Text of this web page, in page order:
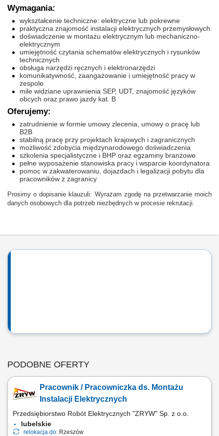
Wymagania:
wykształcenie techniczne: elektryczne lub pokrewne
praktyczna znajomość instalacji elektrycznych przemysłowych
doświadczenie w montażu elektrycznym lub mechaniczno-
elektrycznym
umiejętność czytania schematów elektrycznych i rysunków
technicznych
obsługa narzędzi ręcznych i elektronarzędzi
komunikatywność, zaangażowanie i umiejętność pracy w
zespole
mile widziane uprawnienia SEP, UDT, znajomość języków
obcych oraz prawo jazdy kat. B
Oferujemy:
zatrudnienie w formie umowy zlecenia, umowy o pracę lub
B2B
stabilną pracę przy projektach krajowych i zagranicznych
możliwość zdobycia międzynarodowego doświadczenia
szkolenia specjalistyczne i BHP oraz egzaminy branżowe
pełne wyposażenie stanowiska pracy i wsparcie koordynatora
pomoc w zakwaterowaniu, dojazdach i legalizacji pobytu dla
pracowników z zagranicy
Prosimy o dopisanie klauzuli: Wyrażam zgodę na przetwarzanie moich
danych osobowych dla potrzeb niezbędnych w procesie rekrutacji.
PODOBNE OFERTY
Pracownik / Pracowniczka ds. Montażu
Instalacji Elektrycznych
Przedsiębiorstwo Robót Elektrycznych "ZRYW" Sp. z o.o.
lubelskie
relokacja do: Rzeszów